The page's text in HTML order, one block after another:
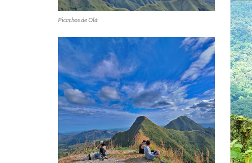
Picachos de Olá